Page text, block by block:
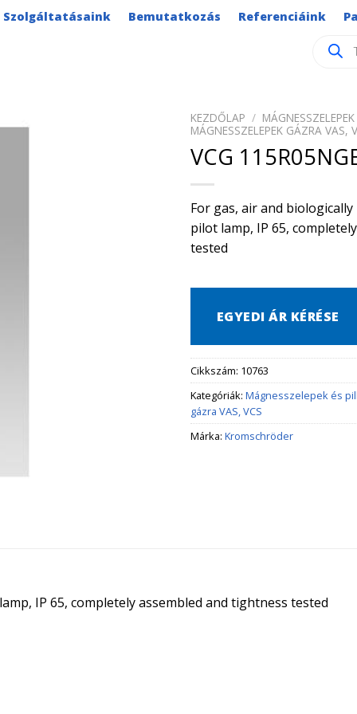
Szolgáltatásaink Bemutatkozás Referenciáink
search
KEZDŐLAP /
MÁGNESSZELEPEK GÁZRA VAS,
VCG
For gas, air and
pilot lamp, IP 65,
tested
EGYEDI ÁR KÉRÉSE
Cikkszám: 10763
Kategóriák: Mágnesszelepek és
gázra VAS, VCS
Márka: Kromschröder
IP 65, completely assembled and tightness tested